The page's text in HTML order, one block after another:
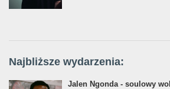
Najbliższe wydarzenia:
Jalen Ngonda - soulowy